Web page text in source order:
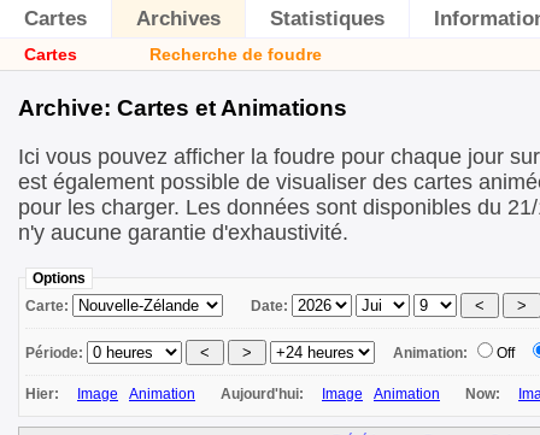
Cartes Archives Statistiques
Cartes Recherche de foudre
Archive: Cartes et Animations
Ici vous pouvez afficher la foudre pour chaque jour
est également possible de visualiser des cartes
pour les charger. Les données sont disponibles du
n'y aucune garantie d'exhaustivité.
Options
Carte:
Date:
Période: Animation: Off
Hier: Image Animation Aujourd'hui: Image Animation Now: